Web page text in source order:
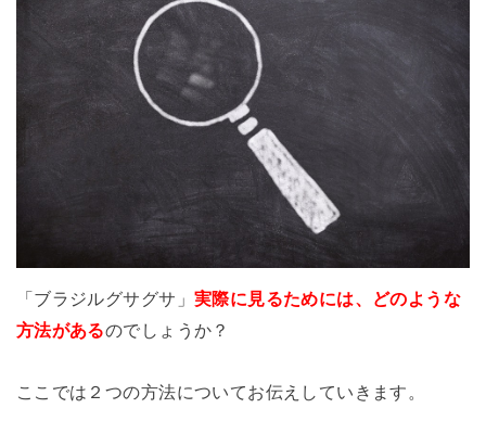
「ブラジルグサグサ」 実際に見るためには、どのような
方法があるのでしょうか？
ここでは２つの方法についてお伝えしていきます。